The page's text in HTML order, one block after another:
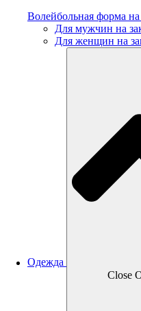
Волейбольная форма
Для мужчин на
Для женщин на
Одежда
Close